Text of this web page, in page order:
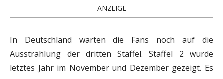
ANZEIGE
In Deutschland warten die Fans noch auf die
Ausstrahlung der dritten Staffel. Staffel 2 wurde
letztes Jahr im November und Dezember gezeigt. Es